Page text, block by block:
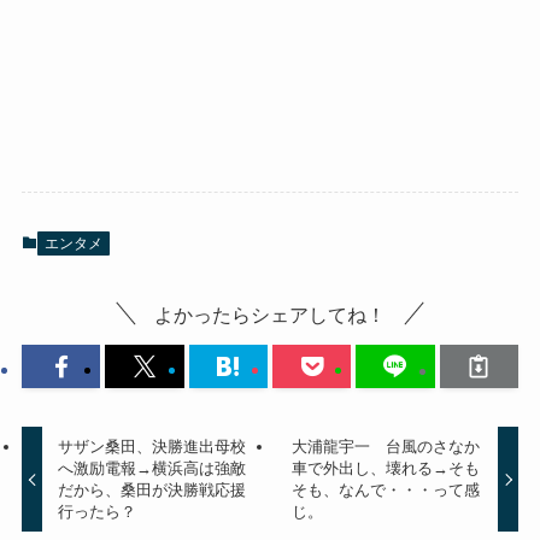
エンタメ
よかったらシェアしてね！
サザン桑田、決勝進出母校
へ激励電報→横浜高は強敵
だから、桑田が決勝戦応援
行ったら？
大浦龍宇一 台風のさなか
車で外出し、壊れる→そも
そも、なんで・・・って感
じ。